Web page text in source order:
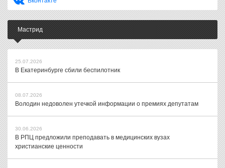
Мастрид
25.07.2026
В Екатеринбурге сбили беспилотник
08.07.2026
Володин недоволен утечкой информации о премиях депутатам
30.06.2026
В РПЦ предложили преподавать в медицинских вузах
христианские ценности